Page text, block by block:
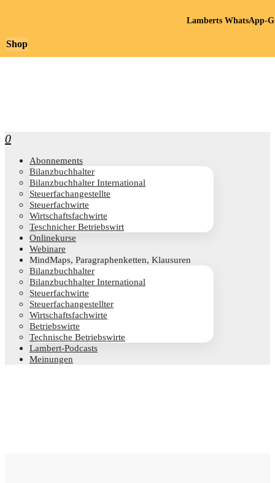
0
Abon­ne­ments
Bilanz­buch­hal­ter
Bilanz­buch­hal­ter International
Steu­er­fach­an­ge­stell­te
Steu­er­fach­wir­te
Wirt­schafts­fach­wir­te
Teschni­cher Betriebswirt
Online­kur­se
Web­i­na­re
Mind­Maps, Para­gra­phen­ket­ten, Klausuren
Bilanz­buch­hal­ter
Bilanz­buch­hal­ter International
Steu­er­fach­wir­te
Steu­er­fach­an­ge­stell­ter
Wirt­schafts­fach­wir­te
Betriebs­wir­te
Tech­ni­sche Betriebswirte
Lam­­bert-Pod­­casts
Mei­nun­gen
Shop
Lamberts WhatsApp-